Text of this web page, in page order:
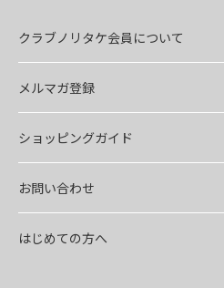
クラブノリタケ会員について
メルマガ登録
ショッピングガイド
お問い合わせ
はじめての方へ